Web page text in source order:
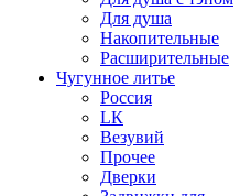
Для душа
Накопительные
Расширительные
Чугунное литье
Россия
LК
Везувий
Прочее
Дверки